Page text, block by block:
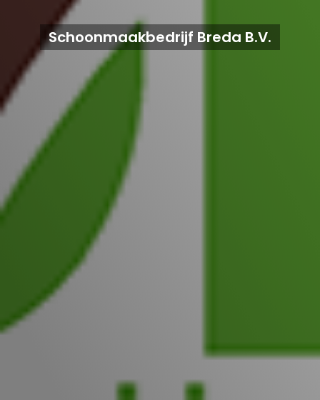
Schoonmaakbedrijf Breda B.V.